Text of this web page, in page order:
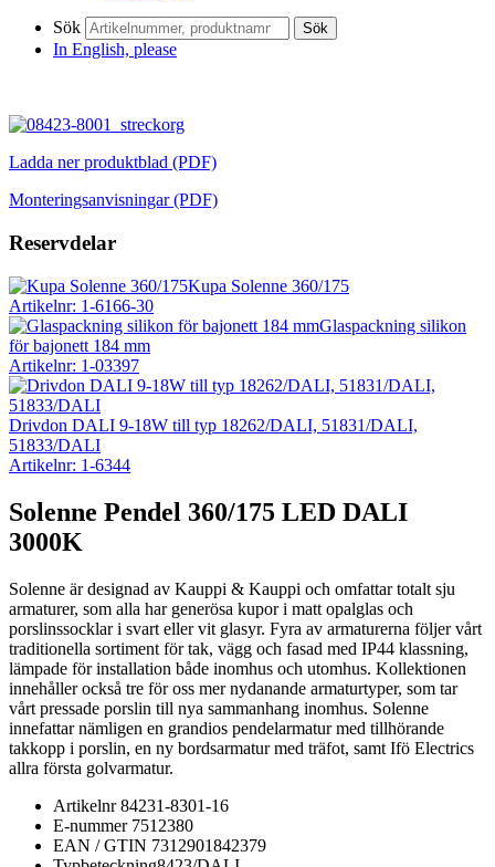
Sök Sök
In English, please
Ladda ner produktblad (PDF)
Monteringsanvisningar (PDF)
Reservdelar
Kupa Solenne 360/175
Artikelnr: 1-6166-30
Glaspackning silikon
för bajonett 184 mm
Artikelnr: 1-03397
Drivdon DALI 9-18W till typ 18262/DALI, 51831/DALI,
51833/DALI
Artikelnr: 1-6344
Solenne Pendel 360/175 LED DALI
3000K
Solenne är designad av Kauppi & Kauppi och omfattar totalt sju
armaturer, som alla har generösa kupor i matt opalglas och
porslinssocklar i svart eller vit glasyr. Fyra av armaturerna följer vårt
traditionella sortiment för tak, vägg och fasad med IP44 klassning,
lämpade för installation både inomhus och utomhus. Kollektionen
innehåller också tre för oss mer nydanande armaturtyper, som tar
vårt pressade porslin till nya sammanhang inomhus. Solenne
innefattar nämligen en grandios pendelarmatur med tillhörande
takkopp i porslin, en ny bordsarmatur med träfot, samt Ifö Electrics
allra första golvarmatur.
Artikelnr84231-8301-16
E-nummer7512380
EAN / GTIN 7312901842379